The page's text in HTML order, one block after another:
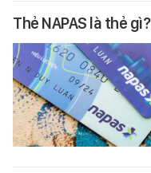
Thẻ NAPAS là thẻ gì?